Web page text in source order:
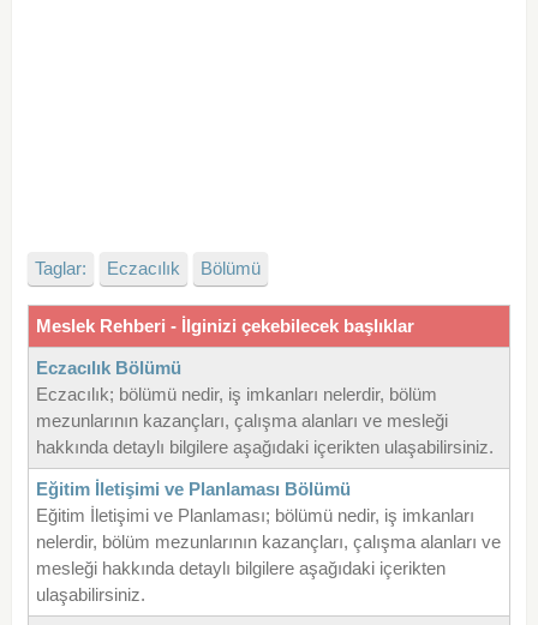
Taglar: Eczacılık Bölümü
Meslek Rehberi - İlginizi çekebilecek başlıklar
Eczacılık Bölümü
Eczacılık; bölümü nedir, iş imkanları nelerdir, bölüm
mezunlarının kazançları, çalışma alanları ve mesleği
hakkında detaylı bilgilere aşağıdaki içerikten ulaşabilirsiniz.
Eğitim İletişimi ve Planlaması Bölümü
Eğitim İletişimi ve Planlaması; bölümü nedir, iş imkanları
nelerdir, bölüm mezunlarının kazançları, çalışma alanları ve
mesleği hakkında detaylı bilgilere aşağıdaki içerikten
ulaşabilirsiniz.